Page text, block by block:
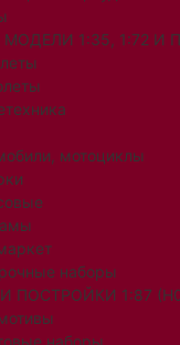
1:35, 1:72 И
мотоциклы
наборы
ПОСТРОЙКИ 1:87
наборы